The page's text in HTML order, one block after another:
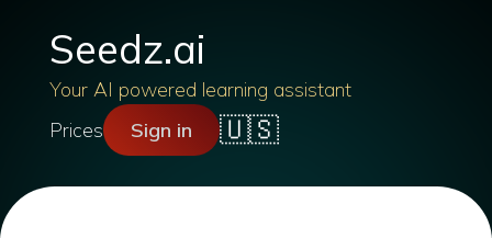
Seedz.ai
Your AI powered learning assistant
Prices
Sign in 🇺🇸